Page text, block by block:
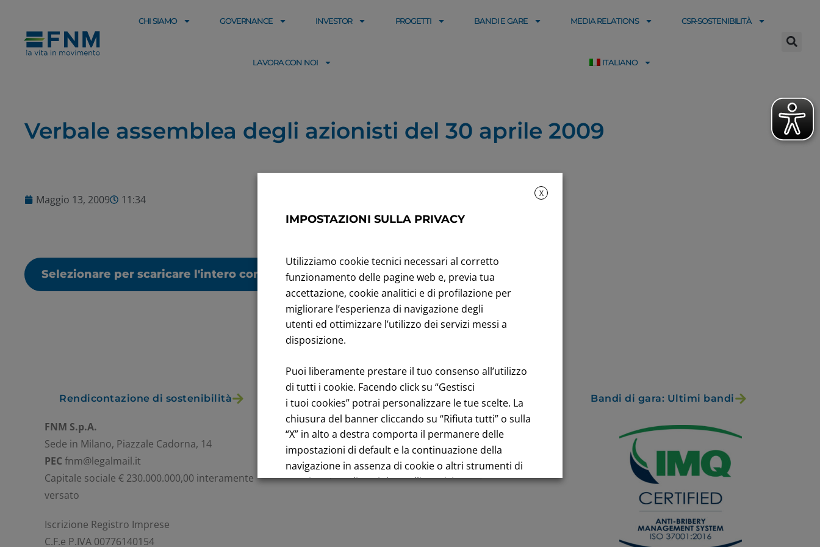
CHI SIAMO GOVERNANCE INVESTOR PROGETTI BANDI E GARE MEDIA RELATIONS CSR-SOSTENIBILITÀ
LAVORA CON NOI ITALIANO
Verbale assemblea degli azionisti del 30 aprile 2009
Maggio 13, 2009 11:34
Selezionare per scaricare l'intero contenuto
Rendicontazione di sostenibilità Andamento titolo: Il titolo in Borsa Bandi di gara: Ultimi bandi
FNM S.p.A.
Sede in Milano, Piazzale Cadorna, 14
PECfnm@legalmail.it
Capitale sociale € 230.000.000,00 interamente
versato
Iscrizione Registro Imprese
C.F.e P.IVA 00776140154
Italiano
X
IMPOSTAZIONI SULLA PRIVACY
Utilizziamo cookie tecnici necessari al corretto
funzionamento delle pagine web e, previa tua
accettazione, cookie analitici e di profilazione per
migliorare l’esperienza di navigazione degli
utenti ed ottimizzare l’utilizzo dei servizi messi a
disposizione.
Puoi liberamente prestare il tuo consenso all’utilizzo
di tutti i cookie. Facendo click su “Gestisci
i tuoi cookies” potrai personalizzare le tue scelte. La
chiusura del banner cliccando su “Rifiuta tutti” o sulla
“X” in alto a destra comporta il permanere delle
impostazioni di default e la continuazione della
navigazione in assenza di cookie o altri strumenti di
tracciamento diversi da quelli tecnici.